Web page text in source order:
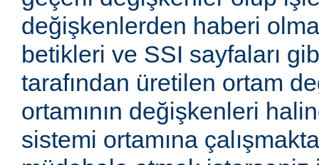
değişkenlerden haberi
betikleri ve SSI sayfaları
tarafından üretilen ortam
ortamının değişkenleri
sistemi ortamına